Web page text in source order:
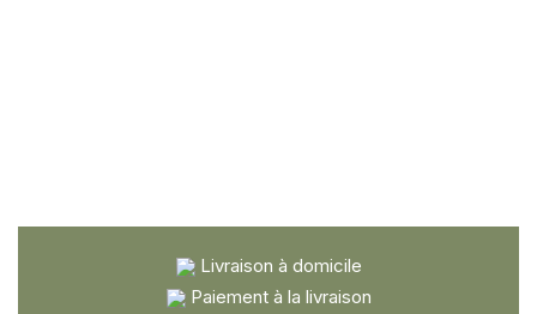
Livraison à domicile
Paiement à la livraison